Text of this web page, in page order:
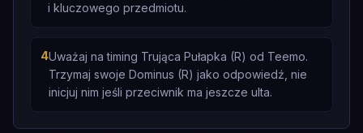
i kluczowego przedmiotu.
4Uważaj na timing Trująca Pułapka (R) od Teemo.
Trzymaj swoje Dominus (R) jako odpowiedź, nie
inicjuj nim jeśli przeciwnik ma jeszcze ulta.